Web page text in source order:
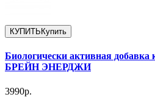
КУПИТЬ Купить
Биологически активная
БРЕЙН ЭНЕРДЖИ
3990р.